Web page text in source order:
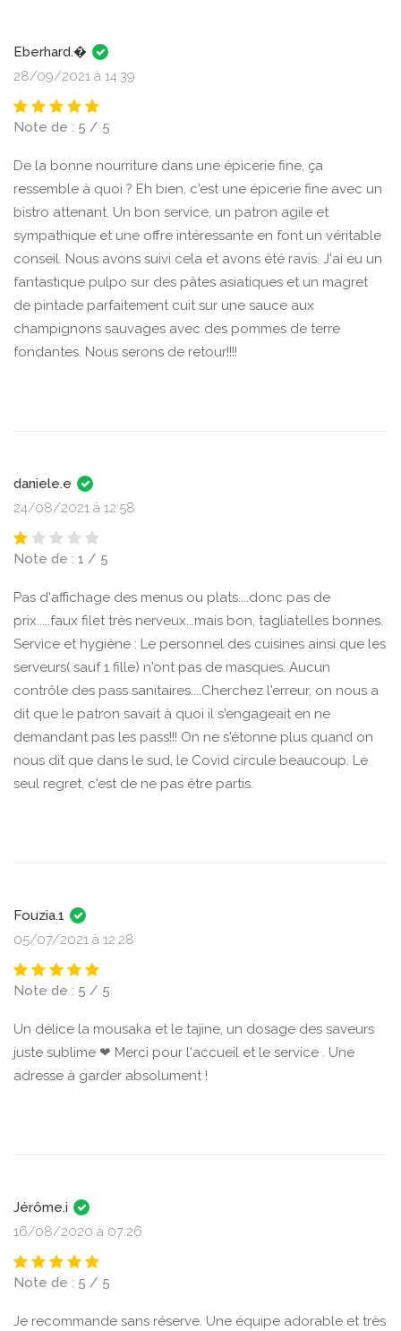
Eberhard.�
28/09/2021 à 14:39
Note de : 5 / 5
De la bonne nourriture dans une épicerie fine, ça
ressemble à quoi ? Eh bien, c'est une épicerie fine avec un
bistro attenant. Un bon service, un patron agile et
sympathique et une offre intéressante en font un véritable
conseil. Nous avons suivi cela et avons été ravis. J'ai eu un
fantastique pulpo sur des pâtes asiatiques et un magret
de pintade parfaitement cuit sur une sauce aux
champignons sauvages avec des pommes de terre
fondantes. Nous serons de retour!!!!
daniele.e
24/08/2021 à 12:58
Note de : 1 / 5
Pas d'affichage des menus ou plats....donc pas de
prix.....faux filet très nerveux...mais bon, tagliatelles bonnes.
Service et hygiène : Le personnel des cuisines ainsi que les
serveurs( sauf 1 fille) n'ont pas de masques. Aucun
contrôle des pass sanitaires....Cherchez l'erreur, on nous a
dit que le patron savait à quoi il s'engageait en ne
demandant pas les pass!!! On ne s'étonne plus quand on
nous dit que dans le sud, le Covid circule beaucoup. Le
seul regret, c'est de ne pas être partis.
Fouzia.1
05/07/2021 à 12:28
Note de : 5 / 5
Un délice la mousaka et le tajine, un dosage des saveurs
juste sublime ❤ Merci pour l'accueil et le service . Une
adresse à garder absolument !
Jérôme.i
16/08/2020 à 07:26
Note de : 5 / 5
Je recommande sans réserve. Une équipe adorable et très